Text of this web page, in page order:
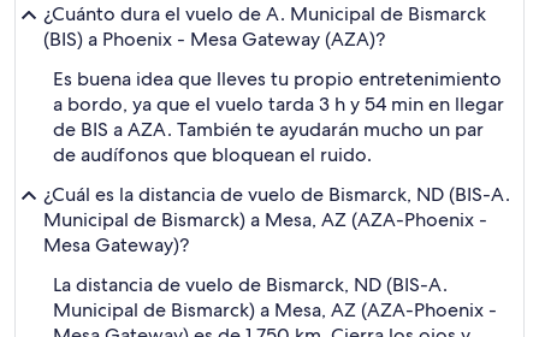
¿Cuánto dura el vuelo de A. Municipal de Bismarck
(BIS) a Phoenix - Mesa Gateway (AZA)?
Es buena idea que lleves tu propio entretenimiento
a bordo, ya que el vuelo tarda 3 h y 54 min en llegar
de BIS a AZA. También te ayudarán mucho un par
de audífonos que bloquean el ruido.
¿Cuál es la distancia de vuelo de Bismarck, ND (BIS-A.
Municipal de Bismarck) a Mesa, AZ (AZA-Phoenix -
Mesa Gateway)?
La distancia de vuelo de Bismarck, ND (BIS-A.
Municipal de Bismarck) a Mesa, AZ (AZA-Phoenix -